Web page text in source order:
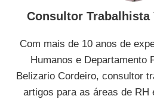
Consultor
Com mais de 10 anos de
Humanos e Departamento
Belizario Cordeiro, consultor
artigos para as áreas de RH